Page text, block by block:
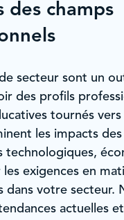
des champs
de secteur sont un
des profils
tournés
les impacts des
technologiques,
les exigences en
dans votre secteur.
actuelles